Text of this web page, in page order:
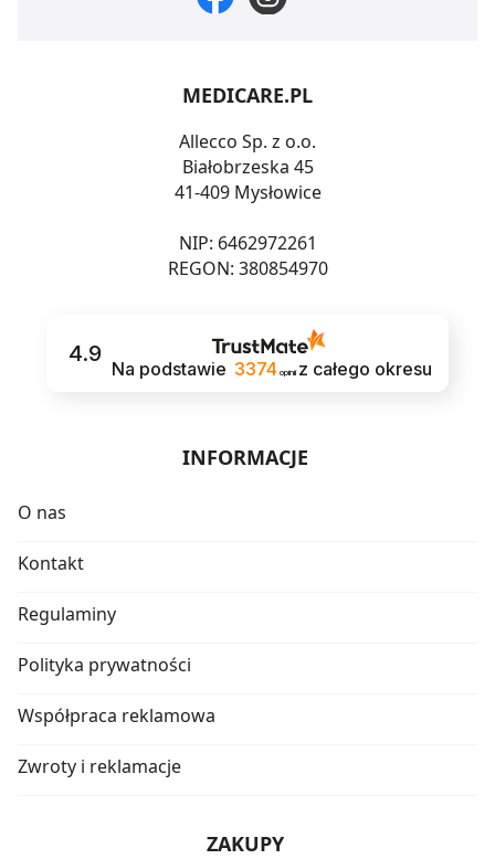
MEDICARE.PL
Allecco Sp. z o.o.
Białobrzeska 45
41-409 Mysłowice
NIP: 6462972261
REGON: 380854970
4.9
Na podstawie 3374 opinii z całego okresu
INFORMACJE
O nas
Kontakt
Regulaminy
Polityka prywatności
Współpraca reklamowa
Zwroty i reklamacje
ZAKUPY